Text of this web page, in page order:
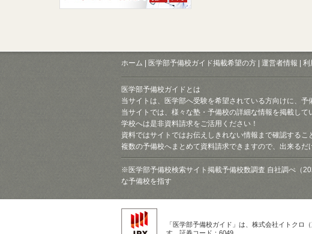
ホーム 医学部予備校ガイド掲載希望の方 運営者情報 利
医学部予備校ガイドとは
当サイトは、医学部へ受験を希望されている方向けに、
当サイトでは、様々な塾・予備校の詳細な情報を掲載し
学校へは是非資料請求をご活用ください！
資料ではサイトではお伝えしきれない情報まで確認する
複数の予備校へまとめて資料請求できますので、出来るだ
※医学部予備校検索サイト掲載予備校数調査 自社調べ（
な予備校を指す
「医学部予備校ガイド」は、株式会社イトクロ
す。証券コード：6049